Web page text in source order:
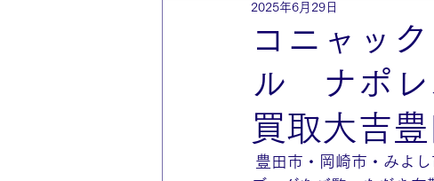
IY安城店（安城桜井町店に統
コニャッ
ル ナポレ
買取大吉
2025年6月29日
豊田市・岡崎市・みよ